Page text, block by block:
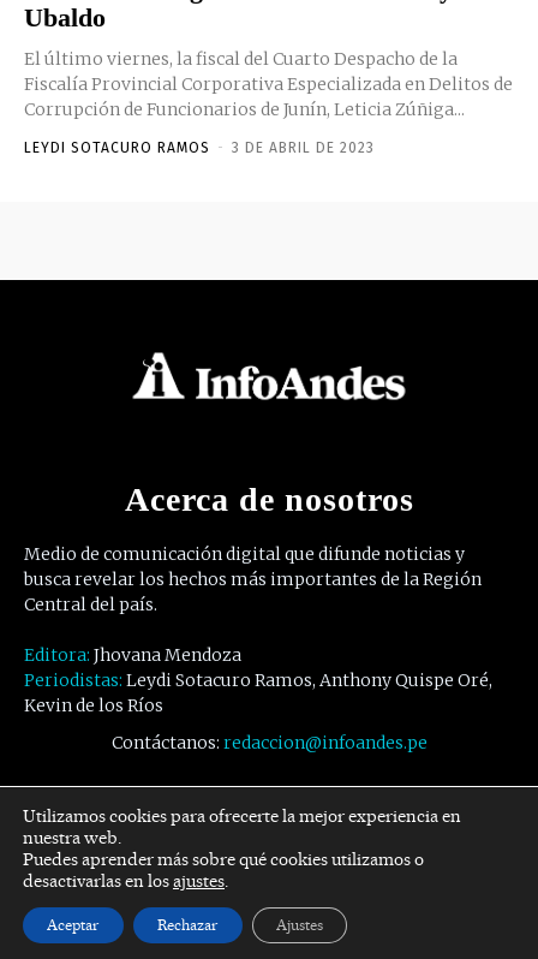
Ubaldo
El último viernes, la fiscal del Cuarto Despacho de la
Fiscalía Provincial Corporativa Especializada en Delitos de
Corrupción de Funcionarios de Junín, Leticia Zúñiga...
LEYDI SOTACURO RAMOS - 3 DE ABRIL DE 2023
Acerca de nosotros
Medio de comunicación digital que difunde noticias y
busca revelar los hechos más importantes de la Región
Central del país.
Editora: Jhovana Mendoza
Periodistas: Leydi Sotacuro Ramos, Anthony Quispe Oré,
Kevin de los Ríos
Contáctanos: redaccion@infoandes.pe
Síguenos
Facebook Twitter Youtube
Utilizamos cookies para ofrecerte la mejor experiencia en
nuestra web.
Puedes aprender más sobre qué cookies utilizamos o
desactivarlas en losajustes.
Aceptar Rechazar Ajustes